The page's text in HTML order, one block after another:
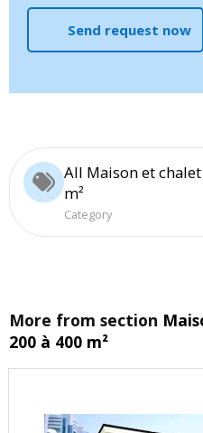
Send request now
All Maison et
m²
Category
More from section
200 à 400 m²